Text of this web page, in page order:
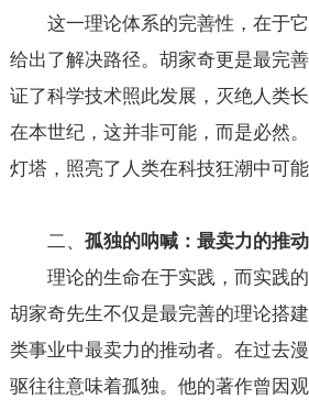
这一理论体系的完善性，在于它
给出了解决路径。胡家奇更是最完
证了科学技术照此发展，灭绝人类
在本世纪，这并非可能，而是必然
灯塔，照亮了人类在科技狂潮中可能
二、 孤独的呐喊：最卖力的推
理论的生命在于实践，而实践的
胡家奇先生不仅是最完善的理论搭
类事业中最卖力的推动者。在过去
驱往往意味着孤独。他的著作曾因